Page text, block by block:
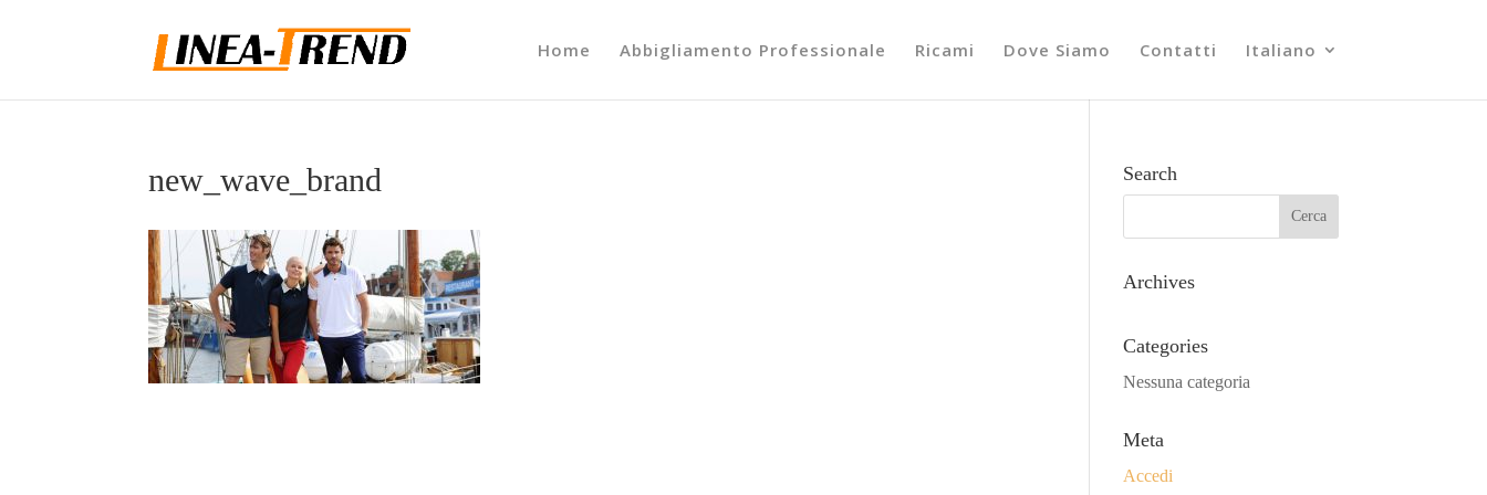
Home Abbigliamento Professionale Ricami Dove Siamo Contatti Italiano
new_wave_brand Search
Archives
Categories
Nessuna categoria
Meta
Accedi